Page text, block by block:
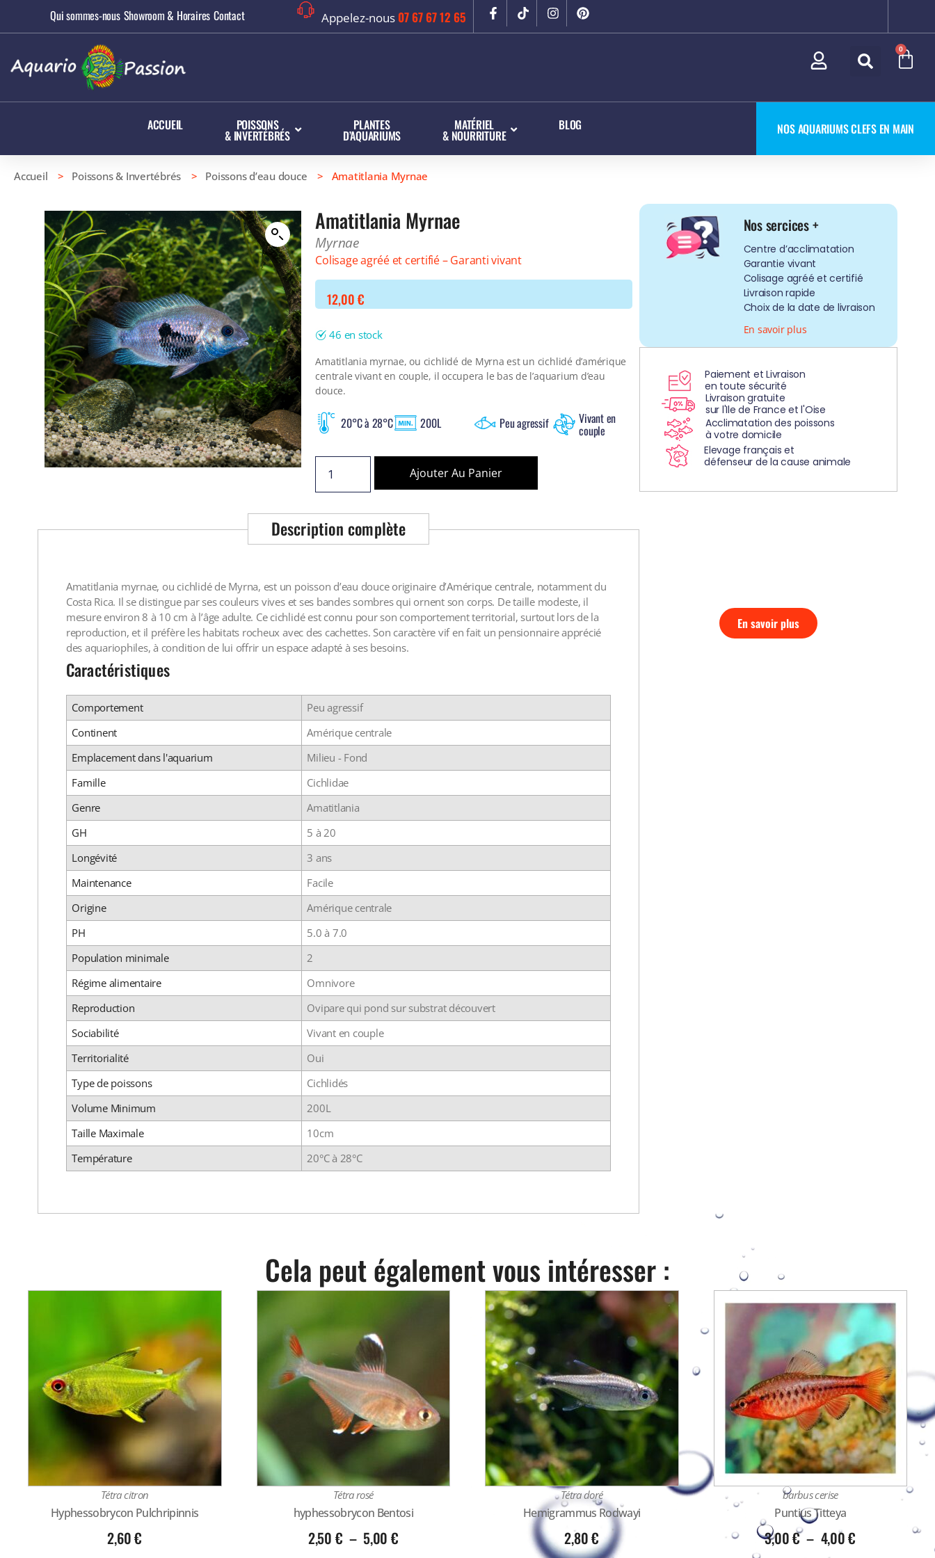
Qui sommes-nous Showroom & Horaires Contact Appelez-nous 07 67 67 12 65
0
ACCUEIL POISSONS
& INVERTÉBRÉS
PLANTES
D’AQUARIUMS
MATÉRIEL
& NOURRITURE
BLOG NOS AQUARIUMS CLEFS EN MAIN
Accueil > Poissons & Invertébrés > Poissons d’eau douce > Amatitlania Myrnae
Amatitlania Myrnae
Myrnae
Colisage agréé et certifié – Garanti vivant
12,00€
46 en stock
Amatitlania myrnae, ou cichlidé de Myrna est un cichlidé d’amérique
centrale vivant en couple, il occupera le bas de l’aquarium d’eau
douce.
20°C à 28°C 200L Peu agressif Vivant en
couple
Ajouter Au Panier
Description complète
Amatitlania myrnae, ou cichlidé de Myrna, est un poisson d’eau douce originaire d’Amérique centrale, notamment du
Costa Rica. Il se distingue par ses couleurs vives et ses bandes sombres qui ornent son corps. De taille modeste, il
mesure environ 8 à 10 cm à l’âge adulte. Ce cichlidé est connu pour son comportement territorial, surtout lors de la
reproduction, et il préfère les habitats rocheux avec des cachettes. Son caractère vif en fait un pensionnaire apprécié
des aquariophiles, à condition de lui offrir un espace adapté à ses besoins.
Caractéristiques
Comportement
Peu agressif
Continent
Amérique centrale
Emplacement dans l'aquarium
Milieu - Fond
Famille
Cichlidae
Genre
Amatitlania
GH
5 à 20
Longévité
3 ans
Maintenance
Facile
Origine
Amérique centrale
PH
5.0 à 7.0
Population minimale
2
Régime alimentaire
Omnivore
Reproduction
Ovipare qui pond sur substrat découvert
Sociabilité
Vivant en couple
Territorialité
Oui
Type de poissons
Cichlidés
Volume Minimum
200L
Taille Maximale
10cm
Température
20°C à 28°C
Nos sercices +
Centre d’acclimatation
Garantie vivant
Colisage agréé et certifié
Livraison rapide
Choix de la date de livraison
En savoir plus
Paiement et Livraison
en toute sécurité
Livraison gratuite
sur l'Ile de France et l'Oise
Acclimatation des poissons
à votre domicile
Elevage français et
défenseur de la cause animale
En savoir plus
Cela peut également vous intéresser :
Tétra citron
Hyphessobrycon Pulchripinnis
2,60€
Tétra rosé
hyphessobrycon Bentosi
2,50 € – 5,00 €
Tétra doré
Hemigrammus Rodwayi
2,80€
barbus cerise
Puntius Titteya
3,00€– 4,00€